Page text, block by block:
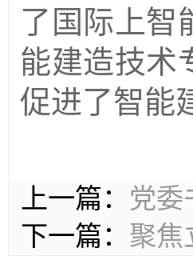
了国际上智
能建造技术
促进了智能
上一篇： 党委
下一篇： 聚焦